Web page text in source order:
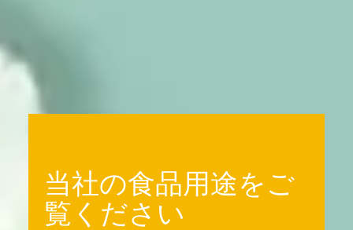
当社の食品用途をご
覧ください